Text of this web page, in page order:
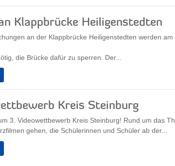
Klappbrücke Heiligenstedten
an der Klappbrücke Heiligenstedten werden
die Brücke dafür zu sperren. Der...
Kreis Steinburg
3. Videowettbewerb Kreis Steinburg! Rund um das
gehen, die Schülerinnen und Schüler ab der...